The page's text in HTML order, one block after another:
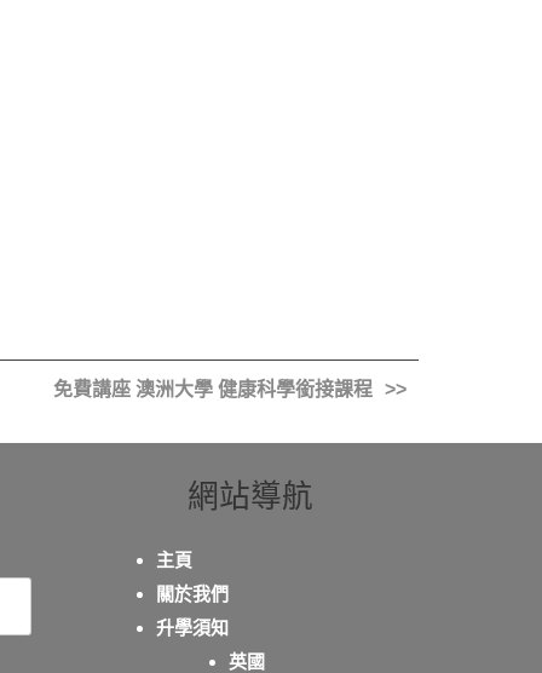
免費講座 澳洲大學 健康科學銜接課程
網站導航
主頁
關於我們
升學須知
英國